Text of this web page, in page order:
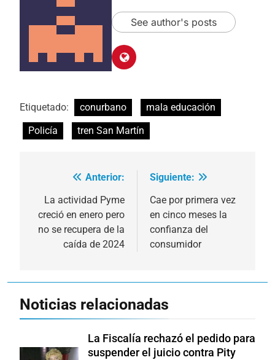
See author's posts
Etiquetado: conurbano
mala educación
Policía
tren San Martín
Navegación
de
entradas
Anterior:
La actividad Pyme
creció en enero pero
no se recupera de la
caída de 2024
Siguiente:
Cae por primera vez
en cinco meses la
confianza del
consumidor
Noticias relacionadas
La Fiscalía rechazó el pedido para
suspender el juicio contra Pity